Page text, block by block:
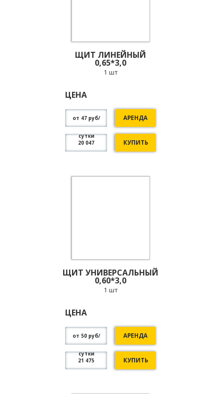
ЩИТ ЛИНЕЙНЫЙ
0,65*3,0
1 шт
ЦЕНА
от 47 руб/
сутки
АРЕНДА
20 047 КУПИТЬ
ЩИТ УНИВЕРСАЛЬНЫЙ
0,60*3,0
1 шт
ЦЕНА
от 50 руб/
сутки
АРЕНДА
21 475 КУПИТЬ